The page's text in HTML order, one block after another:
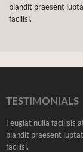
blandit praesent
facilisi.
TESTIMONIALS
Feugiat nulla facilisis
blandit praesent
facilisi.